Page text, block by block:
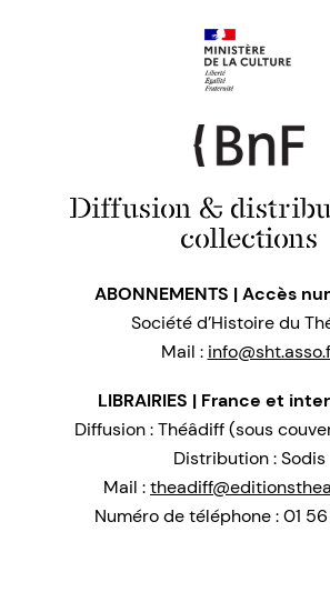
Diffusion &
collections
ABONNEMENTS | Accès
Société d’Histoire du
Mail :
LIBRAIRIES | France et
Diffusion : Théâdiff (sous
Distribution : Sodis
Mail :
Numéro de téléphone : 01